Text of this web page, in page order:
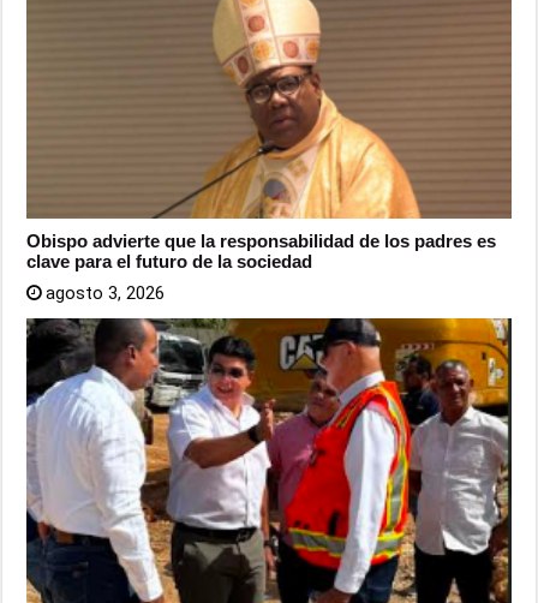
Obispo advierte que la responsabilidad de los padres es
clave para el futuro de la sociedad
agosto 3, 2026